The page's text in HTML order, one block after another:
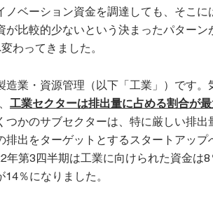
ベーション資金を調達しても、そこに
比較的少ないという決まったパターン
わってきました。
業・資源管理（以下「工業」）です。
工業セクターは排出量に占める割合が
かのサブセクターは、特に厳しい排出
出をターゲットとするスタートアップ
年第3四半期は工業に向けられた資金は
％になりました。